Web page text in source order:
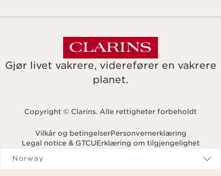
Gjør livet vakrere, viderefører en vakrere
planet.
Copyright © Clarins. Alle rettigheter forbeholdt
Vilkår og betingelserPersonvernerklæring
Legal notice & GTCUErklæring om tilgjengelighet
Navigates to
Norway